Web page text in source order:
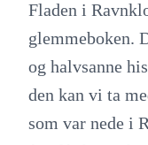
Fladen i
glemmeboken.
og halvsanne
den kan vi ta
som var nede i